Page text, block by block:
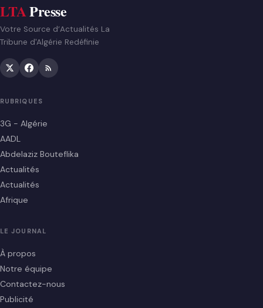
LTAPresse
Votre Source d’Actualités La
Tribune d'Algérie Redéfinie
RUBRIQUES
3G - Algérie
AADL
Abdelaziz Bouteflika
Actualités
Actualités
Afrique
LE JOURNAL
À propos
Notre équipe
Contactez-nous
Publicité